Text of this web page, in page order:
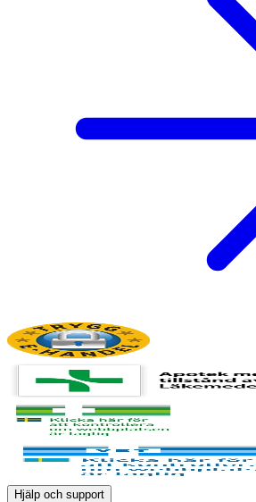
Hjälp och support